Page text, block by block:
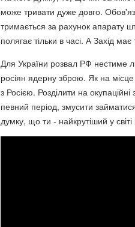
може тривати дуже довго.
тримається за рахунок апарату
полягає тільки в часі. А Захід має
Для України розвал РФ нестиме
росіян ядерну зброю. Як на
з Росією. Розділити на
певний період, змусити
думку, що ти - найкрутіший у